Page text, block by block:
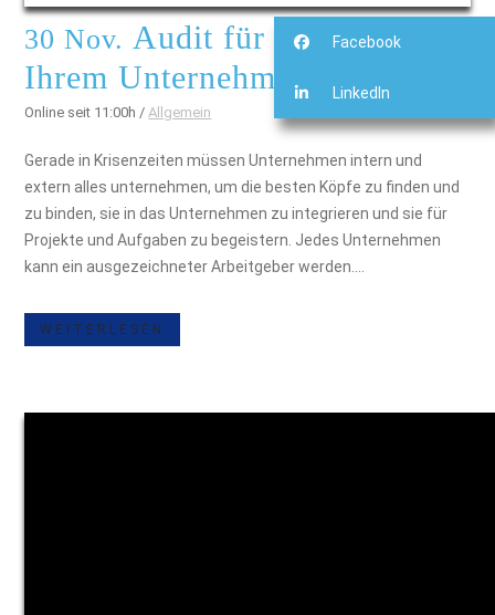
30 Nov. Audit für die Jobs in
Ihrem Unternehmen
Online seit 11:00h /Allgemein
Gerade in Krisenzeiten müssen Unternehmen intern und
extern alles unternehmen, um die besten Köpfe zu finden und
zu binden, sie in das Unternehmen zu integrieren und sie für
Projekte und Aufgaben zu begeistern. Jedes Unternehmen
kann ein ausgezeichneter Arbeitgeber werden....
WEITERLESEN
Facebook
LinkedIn